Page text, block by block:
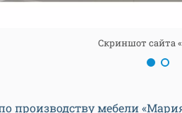
Скриншот сайта
производству мебели